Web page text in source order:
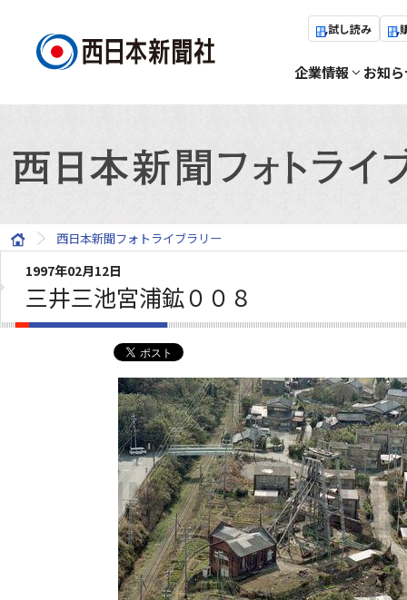
試し読み
企業情報 お知
西日本新聞フォトライブラリー
1997年02月12日
三井三池宮浦鉱００８